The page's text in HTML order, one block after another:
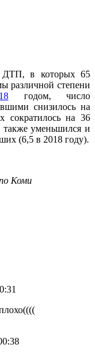
в которых 65
различной степени
годом, число
снизилось на
сократилось на 36
уменьшился и
(6,5 в 2018 году).
Коми